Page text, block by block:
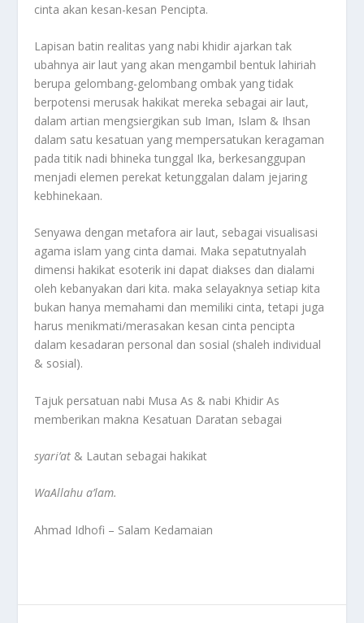
cinta akan kesan-kesan Pencipta.
Lapisan batin realitas yang nabi khidir ajarkan tak
ubahnya air laut yang akan mengambil bentuk lahiriah
berupa gelombang-gelombang ombak yang tidak
berpotensi merusak hakikat mereka sebagai air laut,
dalam artian mengsiergikan sub Iman, Islam & Ihsan
dalam satu kesatuan yang mempersatukan keragaman
pada titik nadi bhineka tunggal Ika, berkesanggupan
menjadi elemen perekat ketunggalan dalam jejaring
kebhinekaan.
Senyawa dengan metafora air laut, sebagai visualisasi
agama islam yang cinta damai. Maka sepatutnyalah
dimensi hakikat esoterik ini dapat diakses dan dialami
oleh kebanyakan dari kita. maka selayaknya setiap kita
bukan hanya memahami dan memiliki cinta, tetapi juga
harus menikmati/merasakan kesan cinta pencipta
dalam kesadaran personal dan sosial (shaleh individual
& sosial).
Tajuk persatuan nabi Musa As & nabi Khidir As
memberikan makna Kesatuan Daratan sebagai
syari’at & Lautan sebagai hakikat
WaAllahu a’lam.
Ahmad Idhofi – Salam Kedamaian